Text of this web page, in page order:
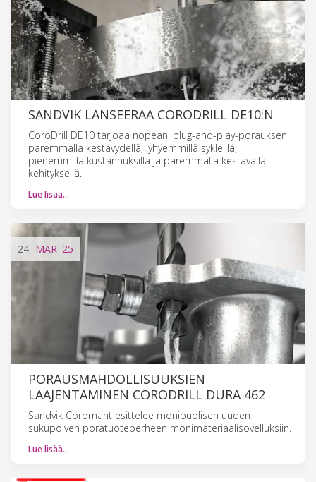
SANDVIK LANSEERAA CORODRILL DE10:N
CoroDrill DE10 tarjoaa nopean, plug-and-play-porauksen
paremmalla kestävydellä, lyhyemmillä sykleillä,
pienemmillä kustannuksilla ja paremmalla kestävällä
kehityksellä.
Lue lisää…
24 MAR '25
PORAUSMAHDOLLISUUKSIEN
LAAJENTAMINEN CORODRILL DURA 462
Sandvik Coromant esittelee monipuolisen uuden
sukupolven poratuoteperheen monimateriaalisovelluksiin.
Lue lisää…